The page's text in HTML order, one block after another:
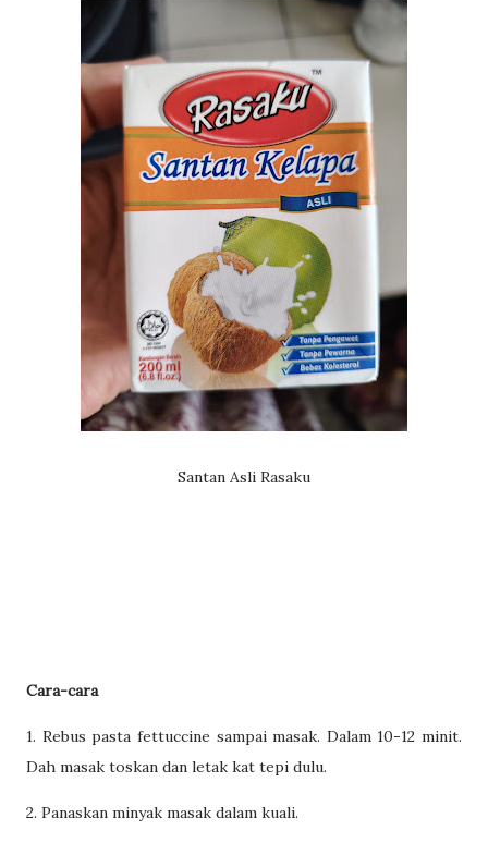
Santan Asli Rasaku
Cara-cara
1. Rebus pasta fettuccine sampai masak. Dalam 10-12 minit.
Dah masak toskan dan letak kat tepi dulu.
2. Panaskan minyak masak dalam kuali.